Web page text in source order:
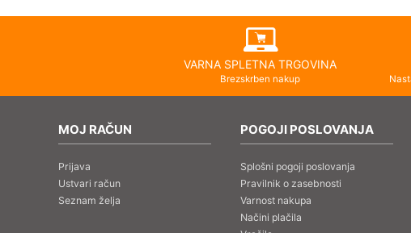
VARNA SPLETNA TRGOVINA
Brezskrben nakup
MOJ RAČUN
Prijava
Ustvari račun
Seznam želja
POGOJI POSLOVANJA
Splošni pogoji poslovanja
Pravilnik o zasebnosti
Varnost nakupa
Načini plačila